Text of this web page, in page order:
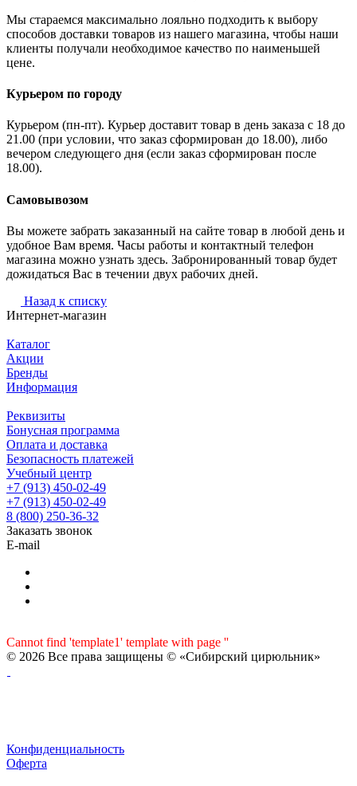
Мы стараемся максимально лояльно подходить к выбору
способов доставки товаров из нашего магазина, чтобы наши
клиенты получали необходимое качество по наименьшей
цене.
Курьером по городу
Курьером (пн-пт). Курьер доставит товар в день заказа с 18 до
21.00 (при условии, что заказ сформирован до 18.00), либо
вечером следующего дня (если заказ сформирован после
18.00).
Самовывозом
Вы можете забрать заказанный на сайте товар в любой день и
удобное Вам время. Часы работы и контактный телефон
магазина можно узнать здесь. Забронированный товар будет
дожидаться Вас в течении двух рабочих дней.
Назад к списку
Интернет-магазин
Каталог
Акции
Бренды
Информация
Реквизиты
Бонусная программа
Оплата и доставка
Безопасность платежей
Учебный центр
+7 (913) 450-02-49
+7 (913) 450-02-49
8 (800) 250-36-32
Заказать звонок
E-mail
Cannot find 'template1' template with page ''
© 2026 Все права защищены © «Сибирский цирюльник»
Конфиденциальность
Оферта